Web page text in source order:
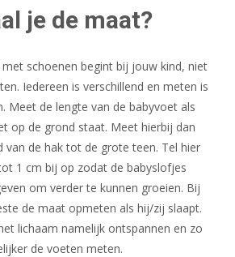
je de maat?
schoenen begint bij jouw kind, niet
Iedereen is verschillend en meten is
Meet de lengte van de babyvoet als
op de grond staat. Meet hierbij dan
van de hak tot de grote teen. Tel hier
1 cm bij op zodat de babyslofjes
om verder te kunnen groeien. Bij
de maat opmeten als hij/zij slaapt.
lichaam namelijk ontspannen en zo
de voeten meten.